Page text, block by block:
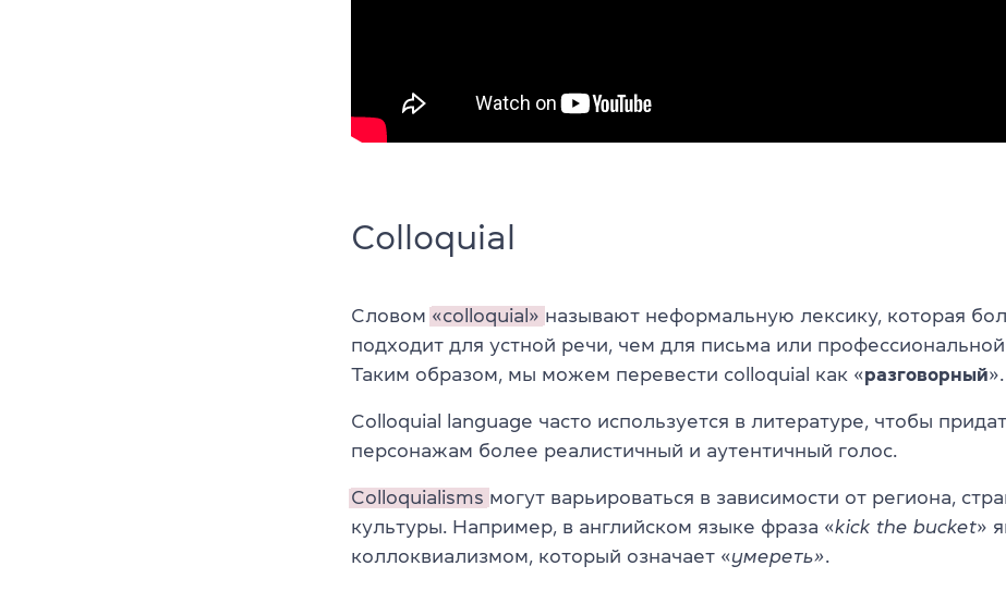
Colloquial
Словом «colloquial» называют неформальную лексику, которая
подходит для устной речи, чем для письма или
Таким образом, мы можем перевести colloquial как «разговорный».
Colloquial language часто используется в литературе, чтобы
персонажам более реалистичный и аутентичный голос.
Colloquialisms могут варьироваться в зависимости от региона,
культуры. Например, в английском языке фраза «kick the bucket»
коллоквиализмом, который означает «умереть».